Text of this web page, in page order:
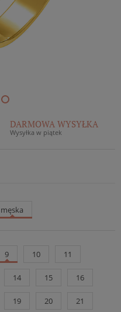
DARMOWA WYSYŁKA
Wysyłka w piątek
męska
9 10 11
14 15 16
19 20 21